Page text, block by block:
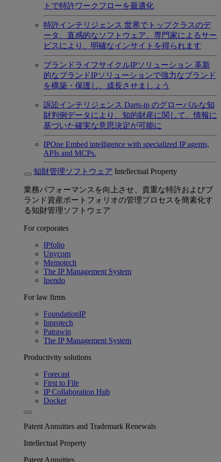
トで特許ワークフローを最適化
特許インテリジェンス 世界でトップクラスのデ
ータ、直感的なソフトウェア、専門家によるサー
ビスにより、明確なインサイトを得られます
ブランドライフサイクルIPソリューション 革新
的なブランドIPソリューションで強力なブランド
を構築・保護し、成長させましょう
訴訟インテリジェンス Darts-ip のグローバルな知
財判例データにより、知的財産に関して、情報に
基づいた確実な意思決定が可能に
IPOne Embed intelligence with specialized IP agents,
APIs and MCPs.
知財管理ソフトウェア Intellectual Property
業務パフォーマンスを向上させ、貴重な特許およびブ
ランド資産ポートフォリオの管理プロセスを簡素化す
る知財管理ソフトウェア
For corporates
IPfolio
Unycom
Memotech
The IP Management System
Ipendo
For law firms
FoundationIP
Inprotech
Patrawin
The IP Management System
Productivity solutions
Forecast
First to File
IP Collaboration Hub
Docket
Patent Annuities and Trademark Renewals
Intellectual Property
Patent Annuities